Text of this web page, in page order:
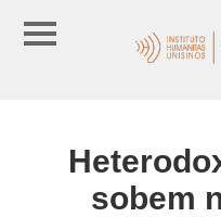
sobem